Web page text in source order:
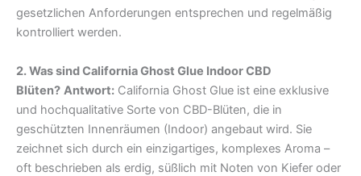
gesetzlichen Anforderungen entsprechen und regelmäßig
kontrolliert werden.
2. Was sind California Ghost Glue Indoor CBD
Blüten? Antwort: California Ghost Glue ist eine exklusive
und hochqualitative Sorte von CBD-Blüten, die in
geschützten Innenräumen (Indoor) angebaut wird. Sie
zeichnet sich durch ein einzigartiges, komplexes Aroma –
oft beschrieben als erdig, süßlich mit Noten von Kiefer oder